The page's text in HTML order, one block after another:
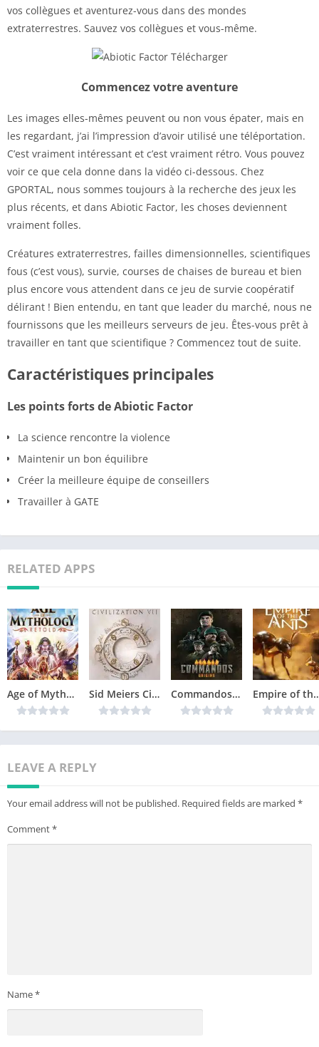
vos collègues et aventurez-vous dans des mondes
extraterrestres. Sauvez vos collègues et vous-même.
Commencez votre aventure
Les images elles-mêmes peuvent ou non vous épater, mais en
les regardant, j’ai l’impression d’avoir utilisé une téléportation.
C’est vraiment intéressant et c’est vraiment rétro. Vous pouvez
voir ce que cela donne dans la vidéo ci-dessous. Chez
GPORTAL, nous sommes toujours à la recherche des jeux les
plus récents, et dans Abiotic Factor, les choses deviennent
vraiment folles.
Créatures extraterrestres, failles dimensionnelles, scientifiques
fous (c’est vous), survie, courses de chaises de bureau et bien
plus encore vous attendent dans ce jeu de survie coopératif
délirant ! Bien entendu, en tant que leader du marché, nous ne
fournissons que les meilleurs serveurs de jeu. Êtes-vous prêt à
travailler en tant que scientifique ? Commencez tout de suite.
Caractéristiques principales
Les points forts de Abiotic Factor
La science rencontre la violence
Maintenir un bon équilibre
Créer la meilleure équipe de conseillers
Travailler à GATE
RELATED APPS
Age of Mythology Retold Télécharger jeu PC Sid Meiers Civilization VII Télécharger jeu PC Commandos Origins Télécharger jeu PC Empire of the
LEAVE A REPLY
Your email address will not be published. Required fields are marked *
Comment*
Name*